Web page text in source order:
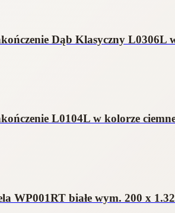
Dąb Klasyczny
L0104L w kolorze
WP001RT białe wym. 200 x